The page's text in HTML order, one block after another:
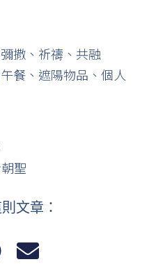
撒、祈禱、共融
餐、遮陽物品、個人
聖
文章：